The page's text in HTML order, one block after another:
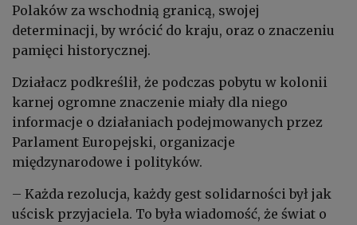
Polaków za wschodnią granicą, swojej
determinacji, by wrócić do kraju, oraz o znaczeniu
pamięci historycznej.
Działacz podkreślił, że podczas pobytu w kolonii
karnej ogromne znaczenie miały dla niego
informacje o działaniach podejmowanych przez
Parlament Europejski, organizacje
międzynarodowe i polityków.
– Każda rezolucja, każdy gest solidarności był jak
uścisk przyjaciela. To była wiadomość, że świat o